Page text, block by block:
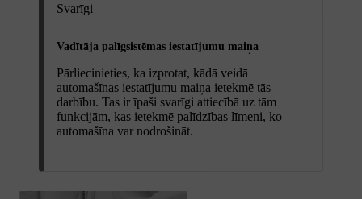
Svarīgi
Vadītāja palīgsistēmas iestatījumu maiņa
Pārliecinieties, ka izprotat, kādā veidā
automašīnas iestatījumu maiņa ietekmē tās
darbību. Tas ir īpaši svarīgi attiecībā uz tām
funkcijām, kas ietekmē palīdzības līmeni, ko
automašīna var nodrošināt.